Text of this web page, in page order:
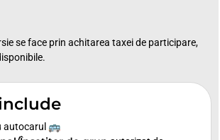
se face prin achitarea taxei de participare,
autocarul 🚌